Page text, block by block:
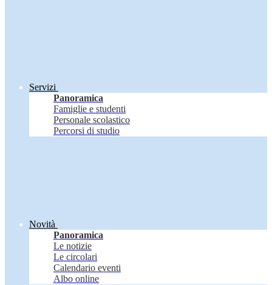
Servizi
Panoramica
Famiglie e studenti
Personale scolastico
Percorsi di studio
Novità
Panoramica
Le notizie
Le circolari
Calendario eventi
Albo online